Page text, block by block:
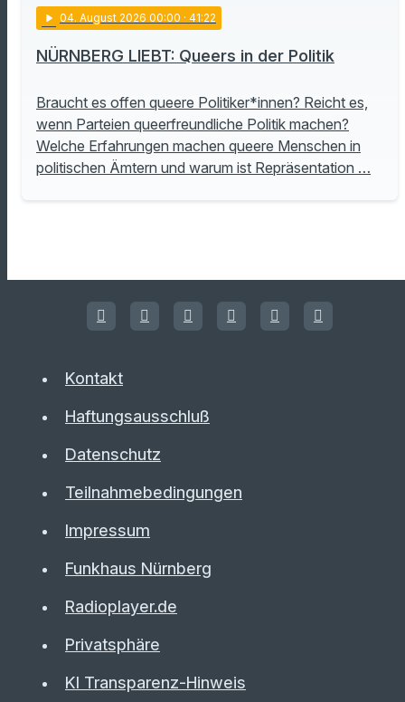
play_arrow 04. August 2026 00:00 · 41:22
NÜRNBERG LIEBT: Queers in der Politik
Braucht es offen queere Politiker*innen? Reicht es,
wenn Parteien queerfreundliche Politik machen?
Welche Erfahrungen machen queere Menschen in
politischen Ämtern und warum ist Repräsentation …
Kontakt
Haftungsausschluß
Datenschutz
Teilnahmebedingungen
Impressum
Funkhaus Nürnberg
Radioplayer.de
Privatsphäre
KI Transparenz-Hinweis